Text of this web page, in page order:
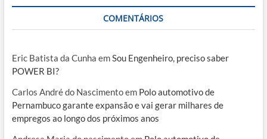
COMENTÁRIOS
Eric Batista da Cunha emSou Engenheiro, preciso saber
POWER BI?
Carlos André do Nascimentoem Polo automotivo de
Pernambuco garante expansão e vai gerar milhares de
empregos ao longo dos próximos anos